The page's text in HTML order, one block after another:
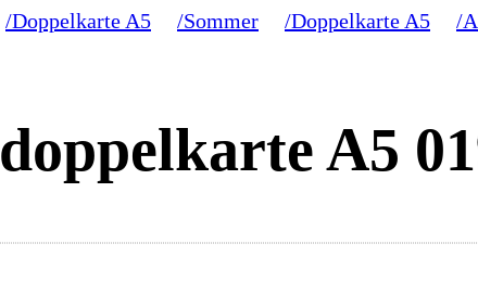
/Doppelkarte A5 /Sommer /Doppelkarte A5 /
doppelkarte A5